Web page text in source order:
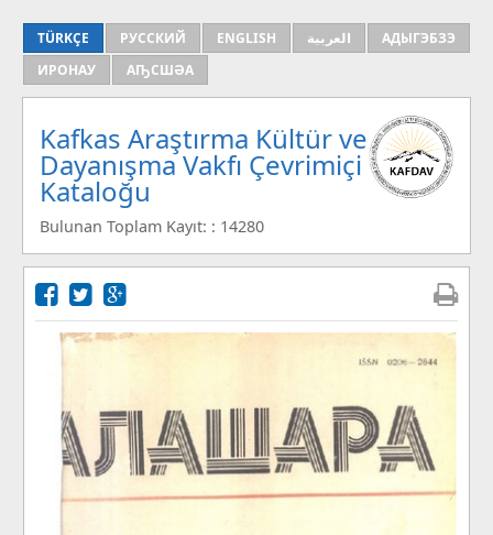
TÜRKÇE РУССКИЙ ENGLISH العربية
АДЫГЭБЗЭ
ИРОНАУ
АҦСШӘА
Kafkas Araştırma Kültür ve
Dayanışma Vakfı Çevrimiçi
Kataloğu
Bulunan Toplam Kayıt: : 14280